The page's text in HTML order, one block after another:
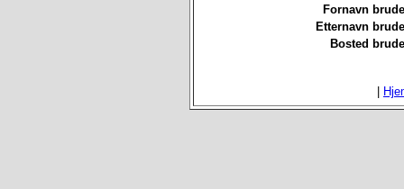
Fornavn
Etternavn
Bosted